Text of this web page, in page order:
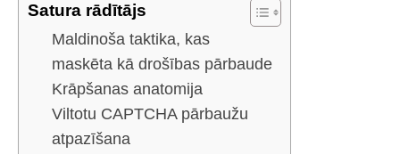
Satura rādītājs
Maldinoša taktika, kas
maskēta kā drošības pārbaude
Krāpšanas anatomija
Viltotu CAPTCHA pārbaužu
atpazīšana